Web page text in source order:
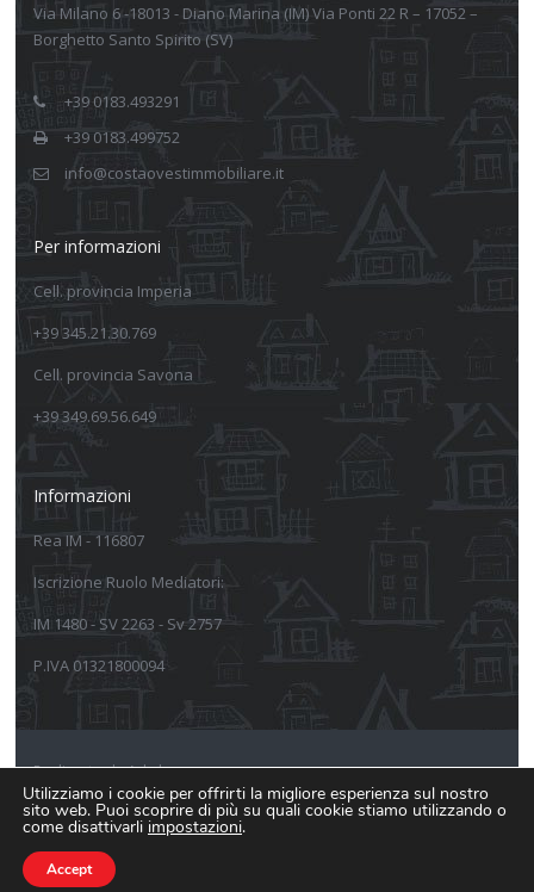
Via Milano 6 -18013 - Diano Marina (IM) Via Ponti 22 R – 17052 –
Borghetto Santo Spirito (SV)
+39 0183.493291
+39 0183.499752
info@costaovestimmobiliare.it
Per informazioni
Cell. provincia Imperia
+39 345.21.30.769
Cell. provincia Savona
+39 349.69.56.649
Informazioni
Rea IM - 116807
Iscrizione Ruolo Mediatori:
IM 1480 - SV 2263 - Sv 2757
P.IVA 01321800094
Realizzato da Arkeba
Informativa sulla privacy
Informativa estesa Cookie Policy
Utilizziamo i cookie per offrirti la migliore esperienza sul nostro
sito web. Puoi scoprire di più su quali cookie stiamo utilizzando o
come disattivarli impostazioni.
Accept